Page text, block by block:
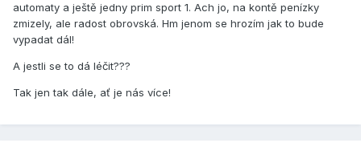
automaty a ještě jedny prim sport 1. Ach jo, na kontě penízky
zmizely, ale radost obrovská. Hm jenom se hrozím jak to bude
vypadat dál!
A jestli se to dá léčit???
Tak jen tak dále, ať je nás více!